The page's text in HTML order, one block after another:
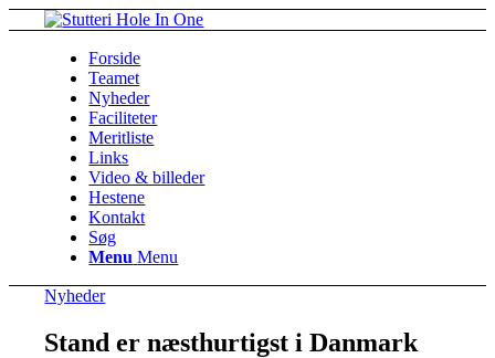
Forside
Teamet
Nyheder
Faciliteter
Meritliste
Links
Video & billeder
Hestene
Kontakt
Søg
Menu Menu
Nyheder
Stand er næsthurtigst i Danmark